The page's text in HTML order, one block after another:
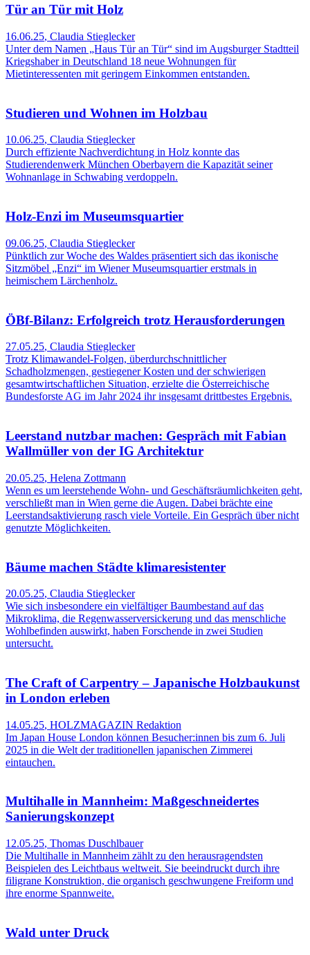
Tür an Tür mit Holz
16.06.25, Claudia Stieglecker
Unter dem Namen „Haus Tür an Tür“ sind im Augsburger Stadtteil
Kriegshaber in Deutschland 18 neue Wohnungen für
Mietinteressenten mit geringem Einkommen entstanden.
Studieren und Wohnen im Holzbau
10.06.25, Claudia Stieglecker
Durch effiziente Nachverdichtung in Holz konnte das
Studierendenwerk München Oberbayern die Kapazität seiner
Wohnanlage in Schwabing verdoppeln.
Holz-Enzi im Museumsquartier
09.06.25, Claudia Stieglecker
Pünktlich zur Woche des Waldes präsentiert sich das ikonische
Sitzmöbel „Enzi“ im Wiener Museumsquartier erstmals in
heimischem Lärchenholz.
ÖBf-Bilanz: Erfolgreich trotz Herausforderungen
27.05.25, Claudia Stieglecker
Trotz Klimawandel-Folgen, überdurchschnittlicher
Schadholzmengen, gestiegener Kosten und der schwierigen
gesamtwirtschaftlichen Situation, erzielte die Österreichische
Bundesforste AG im Jahr 2024 ihr insgesamt drittbestes Ergebnis.
Leerstand nutzbar machen: Gespräch mit Fabian
Wallmüller von der IG Architektur
20.05.25, Helena Zottmann
Wenn es um leerstehende Wohn- und Geschäftsräumlichkeiten geht,
verschließt man in Wien gerne die Augen. Dabei brächte eine
Leerstandsaktivierung rasch viele Vorteile. Ein Gespräch über nicht
genutzte Möglichkeiten.
Bäume machen Städte klimaresistenter
20.05.25, Claudia Stieglecker
Wie sich insbesondere ein vielfältiger Baumbestand auf das
Mikroklima, die Regenwasserversickerung und das menschliche
Wohlbefinden auswirkt, haben Forschende in zwei Studien
untersucht.
The Craft of Carpentry – Japanische Holzbaukunst
in London erleben
14.05.25, HOLZMAGAZIN Redaktion
Im Japan House London können Besucher:innen bis zum 6. Juli
2025 in die Welt der traditionellen japanischen Zimmerei
eintauchen.
Multihalle in Mannheim: Maßgeschneidertes
Sanierungskonzept
12.05.25, Thomas Duschlbauer
Die Multihalle in Mannheim zählt zu den herausragendsten
Beispielen des Leichtbaus weltweit. Sie beeindruckt durch ihre
filigrane Konstruktion, die organisch geschwungene Freiform und
ihre enorme Spannweite.
Wald unter Druck